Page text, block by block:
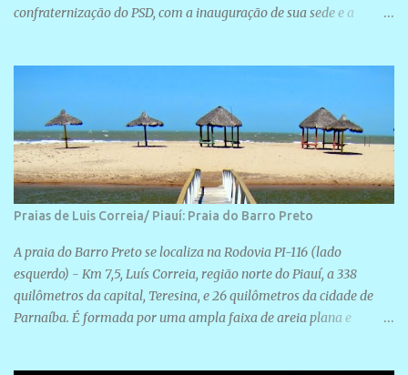
confraternização do PSD, com a inauguração de sua sede e a
Praias de Luis Correia/ Piauí: Praia do Barro Preto
A praia do Barro Preto se localiza na Rodovia PI-116 (lado
esquerdo) - Km 7,5, Luís Correia, região norte do Piauí, a 338
quilômetros da capital, Teresina, e 26 quilômetros da cidade de
Parnaíba. É formada por uma ampla faixa de areia plana e